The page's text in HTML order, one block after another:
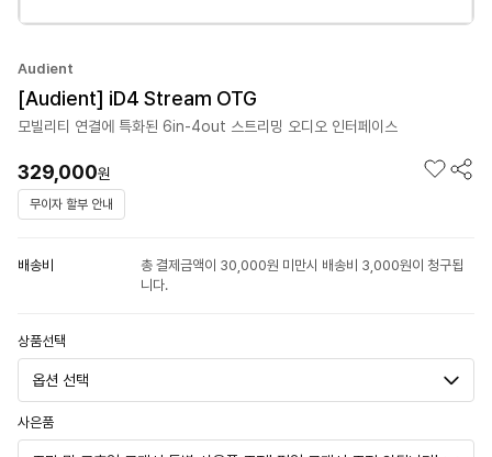
Audient
[Audient] iD4 Stream OTG
모빌리티 연결에 특화된 6in-4out 스트리밍 오디오 인터페이스
329,000원
무이자 할부 안내
배송비
총 결제금액이 30,000원 미만시 배송비 3,000원이 청구됩
니다.
상품선택
사은품